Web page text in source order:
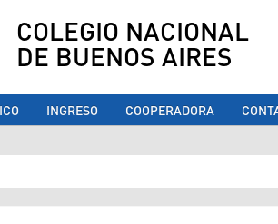
COLEGIO NACIONAL
DE BUENOS AIRES
INGRESO COOPERADORA
usted aquí